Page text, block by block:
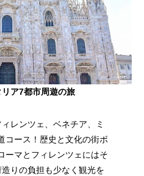
ア7都市周遊の旅
レンツェ、ベネチア、ミ
コース！歴史と文化の街ボ
ーマとフィレンツェにはそ
りの負担も少なく観光を